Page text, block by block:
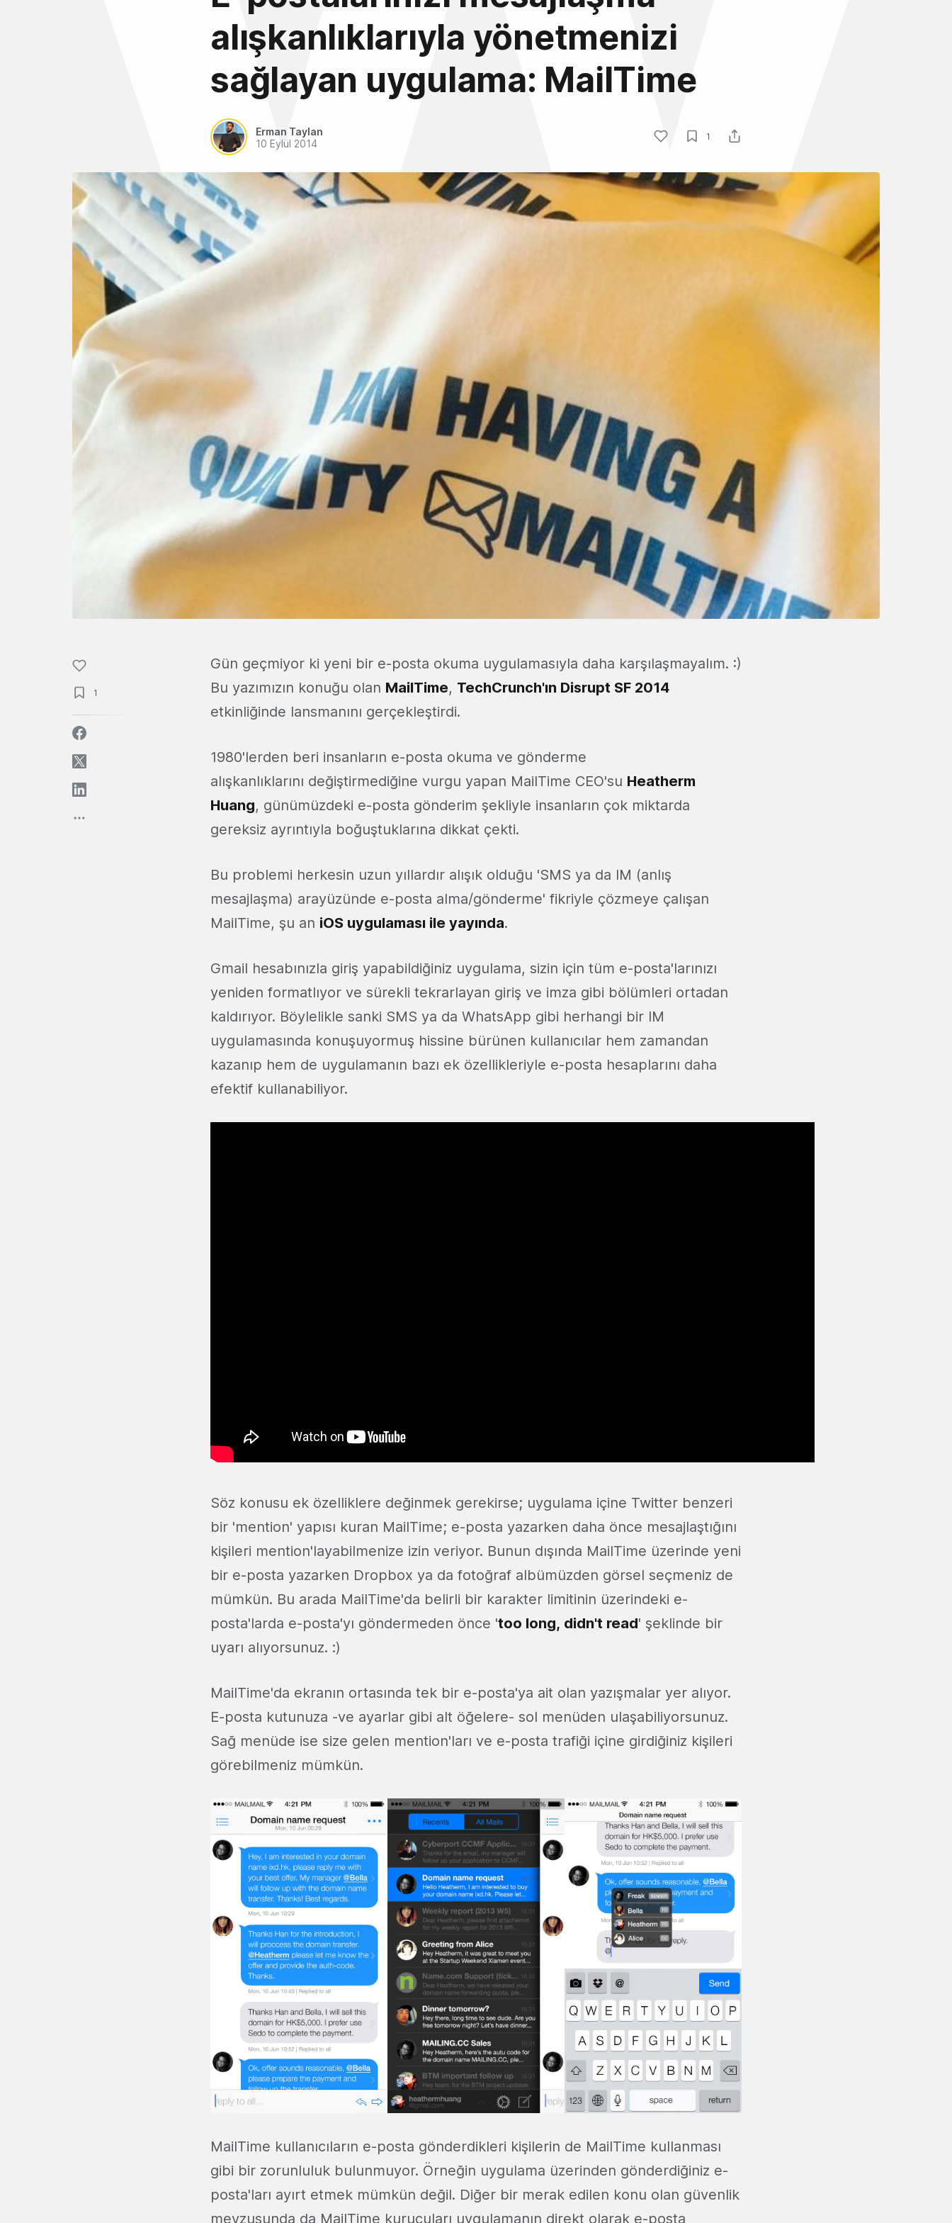
alışkanlıklarıyla yönetmenizi
sağlayan uygulama: MailTime
Erman Taylan
10 Eylül 2014
1
1
Gün geçmiyor ki yeni bir e-posta okuma uygulamasıyla daha karşılaşmayalım. :)
Bu yazımızın konuğu olan MailTime, TechCrunch'ın Disrupt SF 2014
etkinliğinde lansmanını gerçekleştirdi.
1980'lerden beri insanların e-posta okuma ve gönderme
alışkanlıklarını değiştirmediğine vurgu yapan MailTime CEO'su Heatherm
Huang, günümüzdeki e-posta gönderim şekliyle insanların çok miktarda
gereksiz ayrıntıyla boğuştuklarına dikkat çekti.
Bu problemi herkesin uzun yıllardır alışık olduğu 'SMS ya da IM (anlış
mesajlaşma) arayüzünde e-posta alma/gönderme' fikriyle çözmeye çalışan
MailTime, şu an iOS uygulaması ile yayında.
Gmail hesabınızla giriş yapabildiğiniz uygulama, sizin için tüm e-posta'larınızı
yeniden formatlıyor ve sürekli tekrarlayan giriş ve imza gibi bölümleri ortadan
kaldırıyor. Böylelikle sanki SMS ya da WhatsApp gibi herhangi bir IM
uygulamasında konuşuyormuş hissine bürünen kullanıcılar hem zamandan
kazanıp hem de uygulamanın bazı ek özellikleriyle e-posta hesaplarını daha
efektif kullanabiliyor.
Söz konusu ek özelliklere değinmek gerekirse; uygulama içine Twitter benzeri
bir 'mention' yapısı kuran MailTime; e-posta yazarken daha önce mesajlaştığını
kişileri mention'layabilmenize izin veriyor. Bunun dışında MailTime üzerinde yeni
bir e-posta yazarken Dropbox ya da fotoğraf albümüzden görsel seçmeniz de
mümkün. Bu arada MailTime'da belirli bir karakter limitinin üzerindeki e-
posta'larda e-posta'yı göndermeden önce 'too long, didn't read' şeklinde bir
uyarı alıyorsunuz. :)
MailTime'da ekranın ortasında tek bir e-posta'ya ait olan yazışmalar yer alıyor.
E-posta kutunuza -ve ayarlar gibi alt öğelere- sol menüden ulaşabiliyorsunuz.
Sağ menüde ise size gelen mention'ları ve e-posta trafiği içine girdiğiniz kişileri
görebilmeniz mümkün.
MailTime kullanıcıların e-posta gönderdikleri kişilerin de MailTime kullanması
gibi bir zorunluluk bulunmuyor. Örneğin uygulama üzerinden gönderdiğiniz e-
posta'ları ayırt etmek mümkün değil. Diğer bir merak edilen konu olan güvenlik
mevzusunda da MailTime kurucuları uygulamanın direkt olarak e-posta